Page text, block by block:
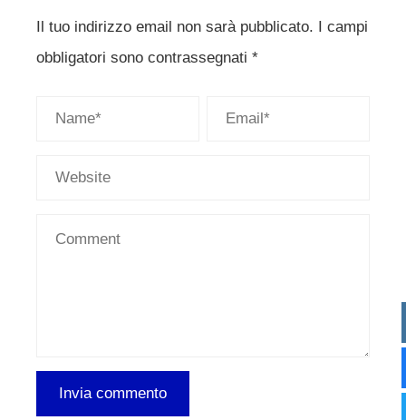
Il tuo indirizzo email non sarà pubblicato.
I campi
obbligatori sono contrassegnati *